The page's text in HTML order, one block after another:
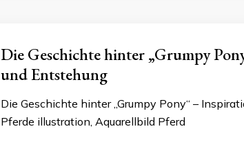
Die Geschichte hinter „Grumpy
und Entstehung
Die Geschichte hinter „Grumpy Pony“ –
Pferde illustration, Aquarellbild Pferd